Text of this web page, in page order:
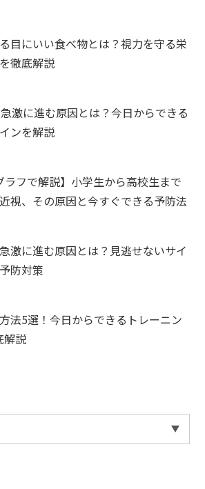
目にいい食べ物とは？視力を守る栄
徹底解説
激に進む原因とは？今日からできる
ンを解説
ラフで解説】小学生から高校生まで
視、その原因と今すぐできる予防法
激に進む原因とは？見逃せないサイ
防対策
法5選！今日からできるトレーニン
解説